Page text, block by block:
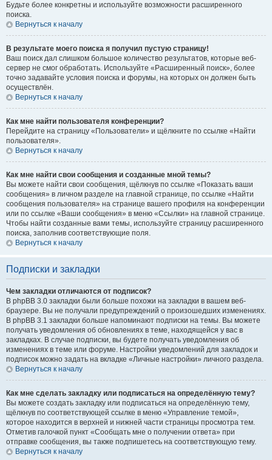
Будьте более конкретны и используйте возможности расширенного
поиска.
Вернуться к началу
В результате моего поиска я получил пустую страницу!
Ваш поиск дал слишком большое количество результатов, которые веб-
сервер не смог обработать. Используйте «Расширенный поиск», более
точно задавайте условия поиска и форумы, на которых он должен быть
осуществлён.
Вернуться к началу
Как мне найти пользователя конференции?
Перейдите на страницу «Пользователи» и щёлкните по ссылке «Найти
пользователя».
Вернуться к началу
Как мне найти свои сообщения и созданные мной темы?
Вы можете найти свои сообщения, щёлкнув по ссылке «Показать ваши
сообщения» в личном разделе на главной странице, по ссылке «Найти
сообщения пользователя» на странице вашего профиля на конференции
или по ссылке «Ваши сообщения» в меню «Ссылки» на главной странице.
Чтобы найти созданные вами темы, используйте страницу расширенного
поиска, заполнив соответствующие поля.
Вернуться к началу
Подписки и закладки
Чем закладки отличаются от подписок?
В phpBB 3.0 закладки были больше похожи на закладки в вашем веб-
браузере. Вы не получали предупреждений о произошедших изменениях.
В phpBB 3.1 закладки больше напоминают подписки на темы. Вы можете
получать уведомления об обновлениях в теме, находящейся у вас в
закладках. В случае подписки, вы будете получать уведомления об
изменениях в теме или форуме. Настройки уведомлений для закладок и
подписок можно задать на вкладке «Личные настройки» личного раздела.
Вернуться к началу
Как мне сделать закладку или подписаться на определённую тему?
Вы можете создать закладку или подписаться на определённую тему,
щёлкнув по соответствующей ссылке в меню «Управление темой»,
которое находится в верхней и нижней части страницы просмотра тем.
Отметив галочкой пункт «Сообщать мне о получении ответа» при
отправке сообщения, вы также подпишетесь на соответствующую тему.
Вернуться к началу